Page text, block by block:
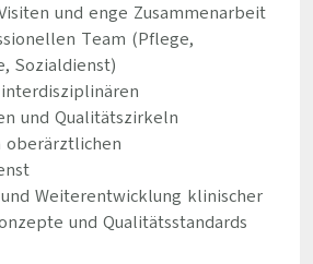
und enge Zusammenarbeit
Team (Pflege,
Sozialdienst)
und Qualitätszirkeln
oberärztlichen
Weiterentwicklung klinischer
und Qualitätsstandards